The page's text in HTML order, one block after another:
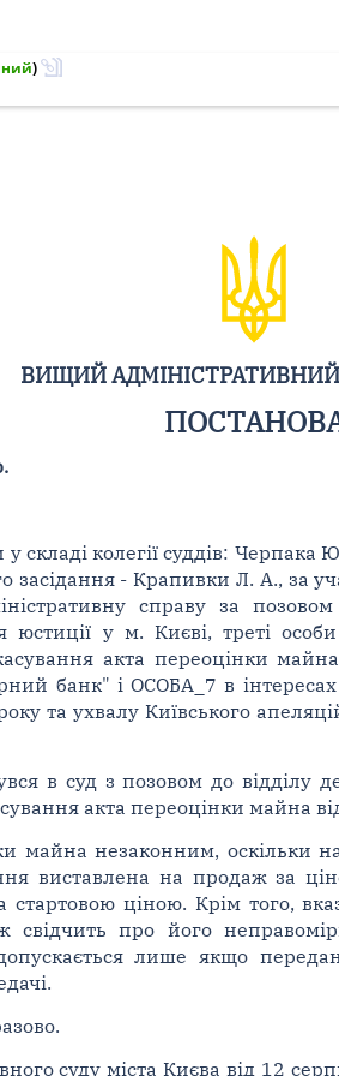
)
ВИЩИЙ АДМІНІСТРАТИВНИЙ
складі колегії суддів: Черпака
засідання - Крапивки Л. А., за
справу за
юстиції у м. Києві, треті
акта переоцінки
банк" і ОСОБА_7 в
та ухвалу Київського
в суд з позовом до відділу
акта переоцінки майна
майна незаконним, оскільки
виставлена на продаж за
стартовою ціною. Крім того,
свідчить про його
лише якщо
суду міста Києва від 12